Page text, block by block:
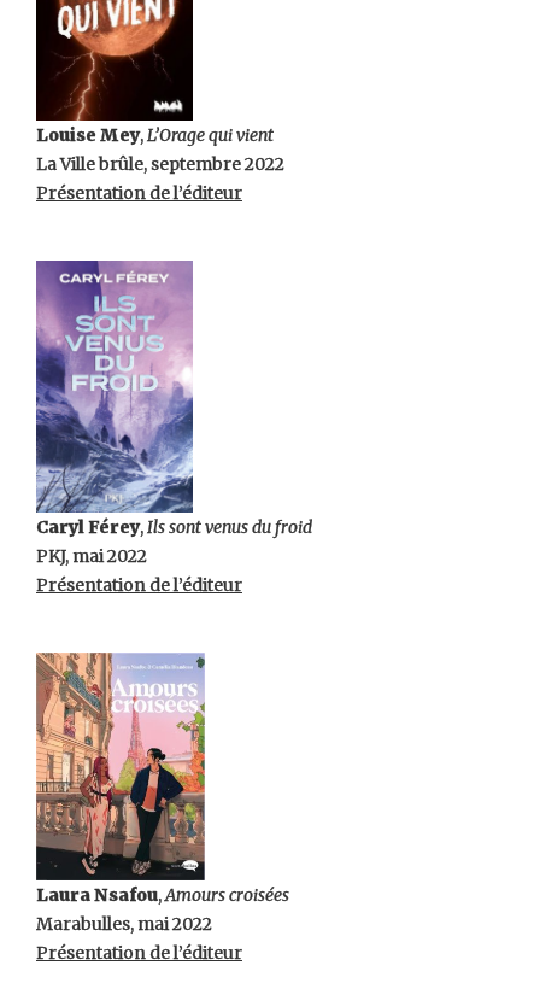
Louise Mey,L’Orage qui vient
La Ville brûle, septembre 2022
Présentation de l’éditeur
Caryl Férey,Ils sont venus du froid
PKJ, mai 2022
Présentation de l’éditeur
Laura Nsafou,Amours croisées
Marabulles, mai 2022
Présentation de l’éditeur